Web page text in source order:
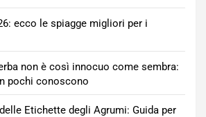
ecco le spiagge migliori per i
non è così innocuo come sembra:
pochi conoscono
Etichette degli Agrumi: Guida per